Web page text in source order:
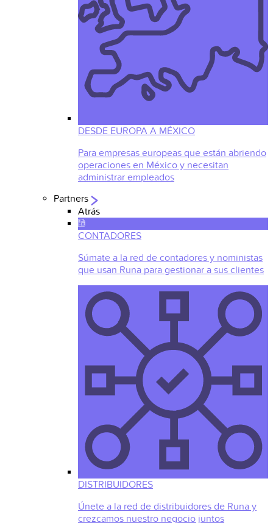
DESDE EUROPA A MÉXICO
Para empresas europeas que están abriendo
operaciones en México y necesitan
administrar empleados
Partners
Atrás
CONTADORES
Súmate a la red de contadores y noministas
que usan Runa para gestionar a sus clientes
DISTRIBUIDORES
Únete a la red de distribuidores de Runa y
crezcamos nuestro negocio juntos